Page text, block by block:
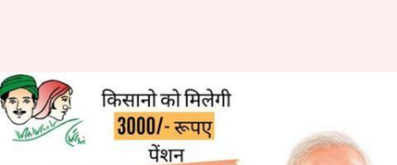
क्या है केवल 55 रुपये प्रीमियम वाली
प्रधानमंत्री किसान पेंशन योजना?
जानें इससे जुड़ी महत्वपूर्ण बातें